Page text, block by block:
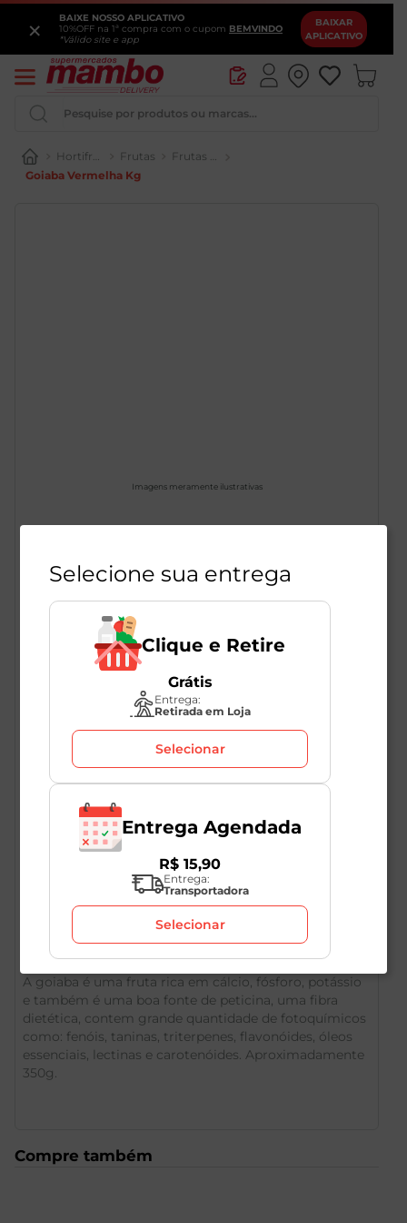
BAIXE NOSSO APLICATIVO
10%OFF na 1ª compra com o cupom BEMVINDO
*Válido site e app
BAIXAR
APLICATIVO
×
Pesquise por produtos ou marcas...
Hortifrúti Frutas
Frutas Frescas
Goiaba Vermelha Kg
Imagens meramente ilustrativas
Goiaba Vermelha Kg
Unidade: aprox. 350g
Direto do Produtor
99/Kg
Descrição do Produto
A goiaba é uma fruta rica em cálcio, fósforo, potássio
e também é uma boa fonte de peticina, uma fibra
dietética, contem grande quantidade de fotoquímicos
como: fenóis, taninas, triterpenes, flavonóides, óleos
essenciais, lectinas e carotenóides. Aproximadamente
350g.
Compre também
Selecione sua entrega
Clique e Retire
Grátis
Entrega:
Retirada em Loja
Selecionar
Entrega Agendada
R$ 15,90
Entrega:
Transportadora
Selecionar
Iogurte